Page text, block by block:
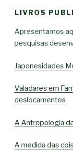
LIVROS
Apresentamos
pesquisas
Japonesidades
Valadares em
deslocamentos
A Antropologia
A medida das